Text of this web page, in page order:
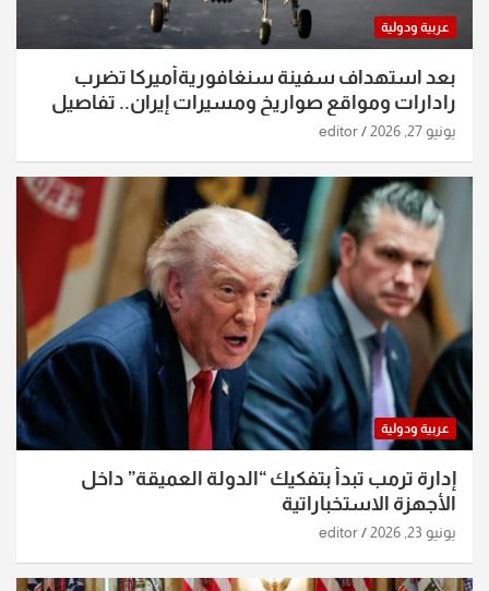
عربية ودولية
بعد استهداف سفينة سنغافوريةأميركا تضرب
رادارات ومواقع صواريخ ومسيرات إيران.. تفاصيل
الساعات الماضية
يونيو 27, 2026 editor
عربية ودولية
إدارة ترمب تبدأ بتفكيك “الدولة العميقة” داخل
الأجهزة الاستخباراتية
يونيو 23, 2026 editor